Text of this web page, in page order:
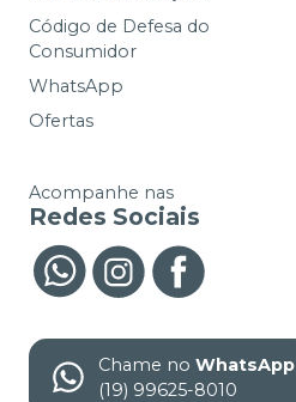
Código de Defesa do
Consumidor
WhatsApp
Ofertas
Acompanhe nas
Redes Sociais
Chame no WhatsApp
(19) 99625-8010